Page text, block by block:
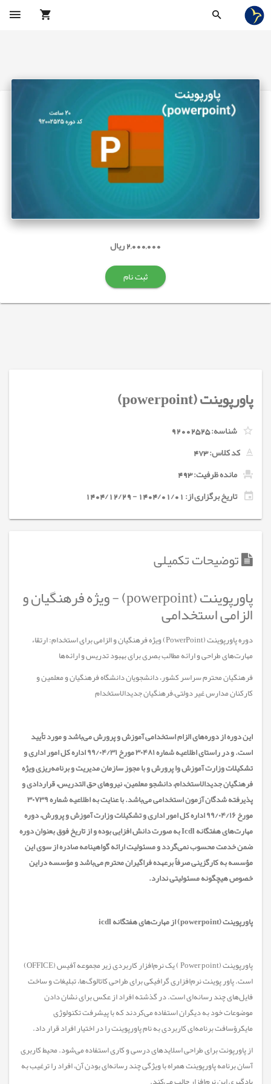
2,000,000 ریال
ثبت نام
پاورپوینت (powerpoint)
شناسه:92002525
کد کلاس:473
مانده ظرفیت: 493
تاریخ برگزاری از: 1404/01/01 - 1404/12/29
توضیحات تکمیلی
پاورپوینت (powerpoint) - ویژه فرهنگیان و
الزامی استخدامی
دوره پاورپوینت (PowerPoint) ویژه فرهنگیان و الزامی برای استخدام: ارتقاء
مهارت‌های طراحی و ارائه مطالب بصری برای بهبود تدریس و ارائه‌ها
فرهنگیان محترم سراسر کشور، دانشجویان دانشگاه فرهنگیان و معلمین و
کارکنان مدارس غیر دولتی،فرهنگيان جديدالاستخدام
این دوره از دوره‌های الزام استخدامی آموزش و پرورش می‌باشد و مورد تأیید
است. و در راستای اطلاعیه شماره ۳۰۴۸۱ مورخ ۹۹/۰۴/۳۱ اداره کل امور اداری و
تشکیلات وزارت آموزش وا پرورش و با مجوز سازمان مدیریت و برنامه‌ریزی ویژه
فرهنگیان جدیدالاستخدام، دانشجو معلمین، نیرو‌های حق التدریس، قراردادی و
پذیرفته شدگان آزمون استخدامی می‌باشد. با عنایت به اطلاعیه شماره ۳۰۷۳۹
مورخ ۹۹/۰۴/۱۶ اداره کل امور اداری و تشکیلات وزارت آموزش و پرورش، دوره
مهارت‌های هفتگانه Icdl به صورت دانش افزایی بوده و از تاریخ فوق بعنوان دوره
ضمن خدمت محسوب نمی‌گردد و مسئولیت ارائه گواهینامه صادره از سوی این
مؤسسه به کارگزینی صرفاً برعهده فراگیران محترم می‌باشد و مؤسسه دراین
خصوص هیچگونه مسئولیتی ندارد.
پاورپوینت (powerpoint) از مهارت‌های هفتگانه icdl
پاورپوینت (Power point ) یک نرم‌افزار کاربردی زیر مجموعه آفیس (OFFICE)
است. پاور پوینت نرم‌افزاری گرافیکی برای طراحی کاتالوگ‌ها، تبلیغات و ساخت
فایل‌های چند رسانه‌ای است. در گذشته افراد از عکس برای نشان دادن
موضوعات خود به دیگران استفاده می‌کردند که با پیشرفت تکنولوژی
مایکرؤسافت برنامه‌ای کاربردی به نام پاورپوینت را در اختیار افراد قرار داد.
از پاورپونت برای طراحی اسلاید‌های درسی و کاری استفاده می‌شود. محیط کاربری
آسان برنامه پاورپوینت همراه با ویژگی چند رسانه‌ای بودن آن، افراد را ترغیب به